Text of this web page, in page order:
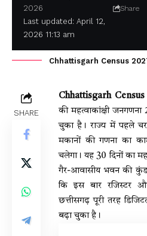
Last updated: April 12,
2026 11:13 am
2026
Share
Chhattisgarh Census
SHARE
Chhattisgarh
की महत्वाकांक्षी
चुका है। राज्य में पहले
मकानों की गणना का
चलेगा। यह 30 दिनों का
गैर-आवासीय भवन की
कि इस बार रजिस्टर
छत्तीसगढ़ पूरी तरह
बढ़ा चुका है।